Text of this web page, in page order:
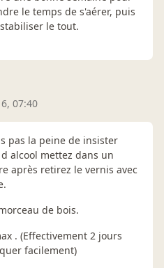
le temps de s'aérer, puis
le tout.
07:40
pas la peine de insister
alcool mettez dans un
après retirez le vernis avec
de bois.
. (Effectivement 2 jours
facilement)